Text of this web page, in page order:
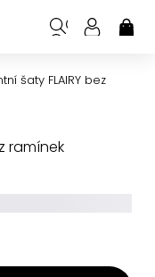
šaty FLAIRY bez
ramínek